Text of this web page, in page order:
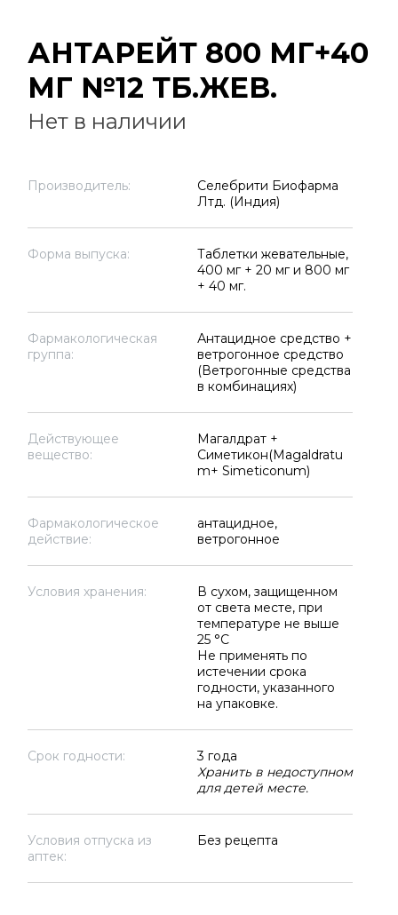
АНТАРЕЙТ 800 МГ+40
МГ №12 ТБ.ЖЕВ.
Нет в наличии
Производитель:
Селебрити Биофарма
Лтд. (Индия)
Форма выпуска:
Таблетки жевательные,
400 мг + 20 мг и 800 мг
+ 40 мг.
Фармакологическая
группа:
Антацидное средство +
ветрогонное средство
(Ветрогонные средства
в комбинациях)
Действующее
вещество:
Магалдрат +
Симетикон(Magaldratu
m+ Simeticonum)
Фармакологическое
действие:
антацидное,
ветрогонное
Условия хранения:
В сухом, защищенном
от света месте, при
температуре не выше
25 °C
Не применять по
истечении срока
годности, указанного
на упаковке.
Срок годности:
3 года
Хранить в недоступном
для детей месте.
Условия отпуска из
аптек:
Без рецепта